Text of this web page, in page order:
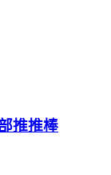
推推棒